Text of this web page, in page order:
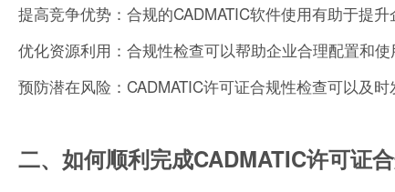
提高竞争优势：合规的CADMATIC软件使用有助于提
优化资源利用：合规性检查可以帮助企业合理配置和
预防潜在风险：CADMATIC许可证合规性检查可以及
二、如何顺利完成CADMATIC许可证